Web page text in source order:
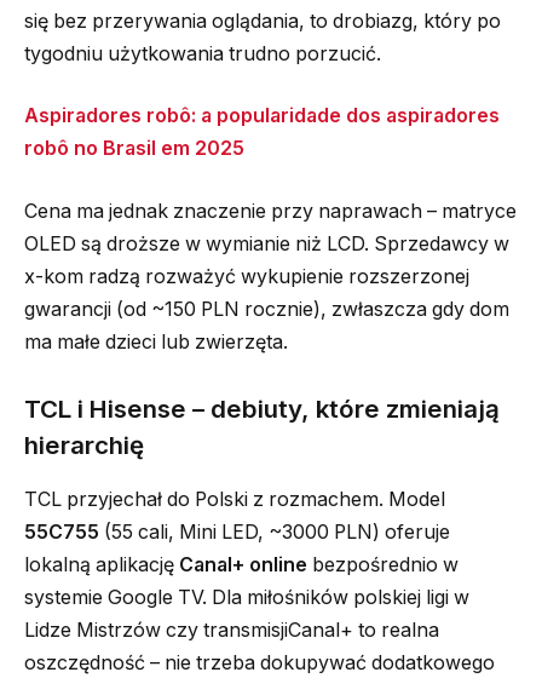
się bez przerywania oglądania, to drobiazg, który po
tygodniu użytkowania trudno porzucić.
Aspiradores robô: a popularidade dos aspiradores
robô no Brasil em 2025
Cena ma jednak znaczenie przy naprawach – matryce
OLED są droższe w wymianie niż LCD. Sprzedawcy w
x-kom radzą rozważyć wykupienie rozszerzonej
gwarancji (od ~150 PLN rocznie), zwłaszcza gdy dom
ma małe dzieci lub zwierzęta.
TCL i Hisense – debiuty, które zmieniają
hierarchię
TCL przyjechał do Polski z rozmachem. Model
55C755 (55 cali, Mini LED, ~3000 PLN) oferuje
lokalną aplikację Canal+ online bezpośrednio w
systemie Google TV. Dla miłośników polskiej ligi w
Lidze Mistrzów czy transmisjiCanal+ to realna
oszczędność – nie trzeba dokupywać dodatkowego